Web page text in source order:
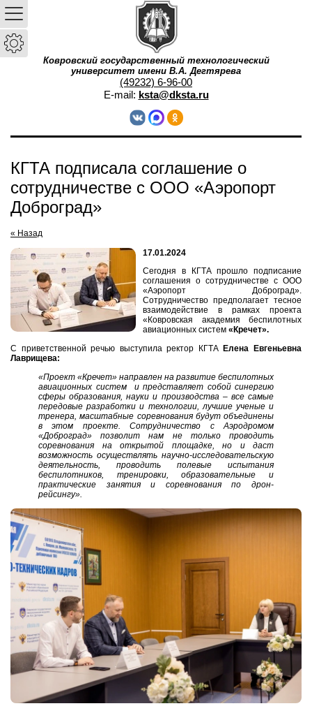
Ковровский государственный технологический
университет имени В.А. Дегтярева
(49232) 6-96-00
E-mail: ksta@dksta.ru
КГТА подписала соглашение о
сотрудничестве с ООО «Аэропорт
Доброград»
« Назад
17.01.2024
Сегодня в КГТА прошло подписание
соглашения о сотрудничестве с ООО
«Аэропорт Доброград».
Сотрудничество предполагает тесное
взаимодействие в рамках проекта
«Ковровская академия беспилотных
авиационных систем «Кречет».
С приветственной речью выступила ректор КГТА Елена Евгеньевна
Лаврищева:
«Проект «Кречет» направлен на развитие беспилотных
авиационных систем и представляет собой синергию
сферы образования, науки и производства – все самые
передовые разработки и технологии, лучшие ученые и
тренера, масштабные соревнования будут объединены
в этом проекте. Сотрудничество с Аэродромом
«Доброград» позволит нам не только проводить
соревнования на открытой площадке, но и даст
возможность осуществлять научно-исследовательскую
деятельность, проводить полевые испытания
беспилотников, тренировки, образовательные и
практические занятия и соревнования по дрон-
рейсингу».